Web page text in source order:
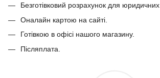
Безготівковий розрахунок для юридичних
Оналайн картою на сайті.
Готівкою в офісі нашого магазину.
Післяплата.